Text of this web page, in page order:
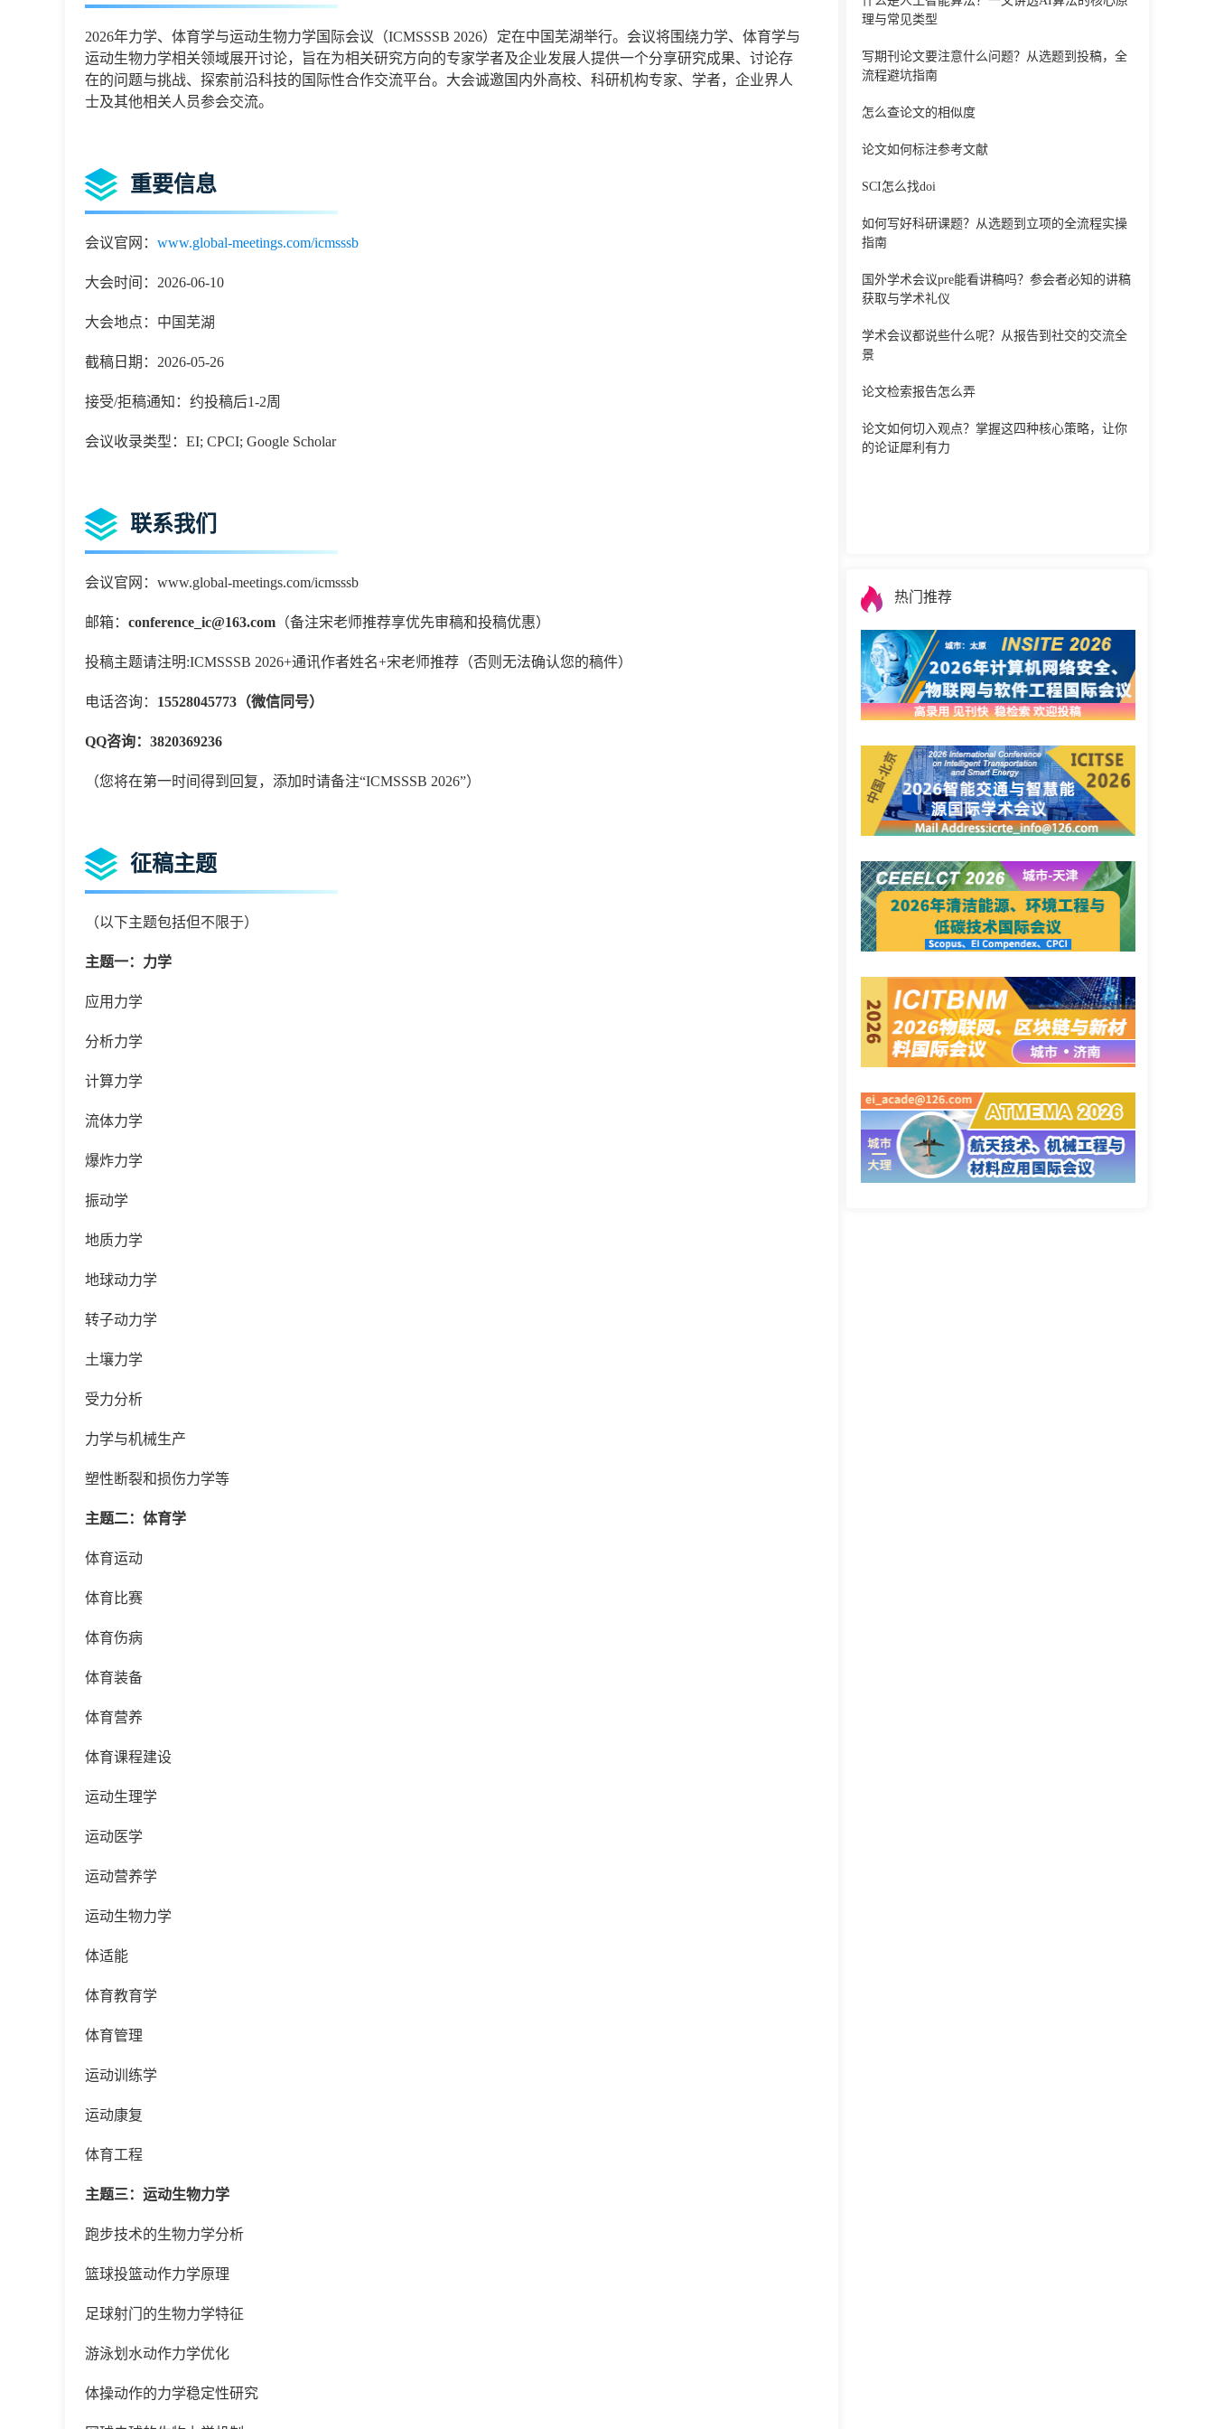
2026年力学、体育学与运动生物力学国际会议（ICMSSSB 2026）定在中国芜湖举行。会议将围绕力学、体育学与
运动生物力学相关领域展开讨论，旨在为相关研究方向的专家学者及企业发展人提供一个分享研究成果、讨论存
在的问题与挑战、探索前沿科技的国际性合作交流平台。大会诚邀国内外高校、科研机构专家、学者，企业界人
士及其他相关人员参会交流。
重要信息
会议官网： www.global-meetings.com/icmsssb
大会时间：2026-06-10
大会地点：中国芜湖
截稿日期：2026-05-26
接受/拒稿通知：约投稿后1-2周
会议收录类型：EI; CPCI; Google Scholar
联系我们
会议官网：www.global-meetings.com/icmsssb
邮箱： conference_ic@163.com （备注宋老师推荐享优先审稿和投稿优惠）
投稿主题请注明:ICMSSSB 2026+通讯作者姓名+宋老师推荐（否则无法确认您的稿件）
电话咨询： 15528045773（微信同号）
QQ咨询： 3820369236
（您将在第一时间得到回复，添加时请备注“ICMSSSB 2026”）
征稿主题
（以下主题包括但不限于）
主题一：力学
应用力学
分析力学
计算力学
流体力学
爆炸力学
振动学
地质力学
地球动力学
转子动力学
土壤力学
受力分析
力学与机械生产
塑性断裂和损伤力学等
主题二：体育学
体育运动
体育比赛
体育伤病
体育装备
体育营养
体育课程建设
运动生理学
运动医学
运动营养学
运动生物力学
体适能
体育教育学
体育管理
运动训练学
运动康复
体育工程
主题三：运动生物力学
跑步技术的生物力学分析
篮球投篮动作力学原理
足球射门的生物力学特征
游泳划水动作力学优化
体操动作的力学稳定性研究
理与常见类型
写期刊论文要注意什么问题？从选题到投稿，全
流程避坑指南
怎么查论文的相似度
论文如何标注参考文献
SCI怎么找doi
如何写好科研课题？从选题到立项的全流程实操
指南
国外学术会议pre能看讲稿吗？参会者必知的讲稿
获取与学术礼仪
学术会议都说些什么呢？从报告到社交的交流全
景
论文检索报告怎么弄
论文如何切入观点？掌握这四种核心策略，让你
的论证犀利有力
热门推荐